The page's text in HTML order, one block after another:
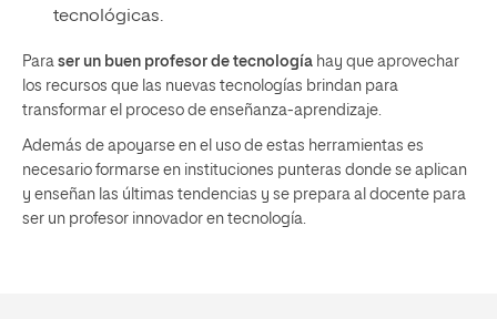
tecnológicas.
Para ser un buen profesor de tecnología hay que aprovechar
los recursos que las nuevas tecnologías brindan para
transformar el proceso de enseñanza-aprendizaje.
Además de apoyarse en el uso de estas herramientas es
necesario formarse en instituciones punteras donde se aplican
y enseñan las últimas tendencias y se prepara al docente para
ser un profesor innovador en tecnología.